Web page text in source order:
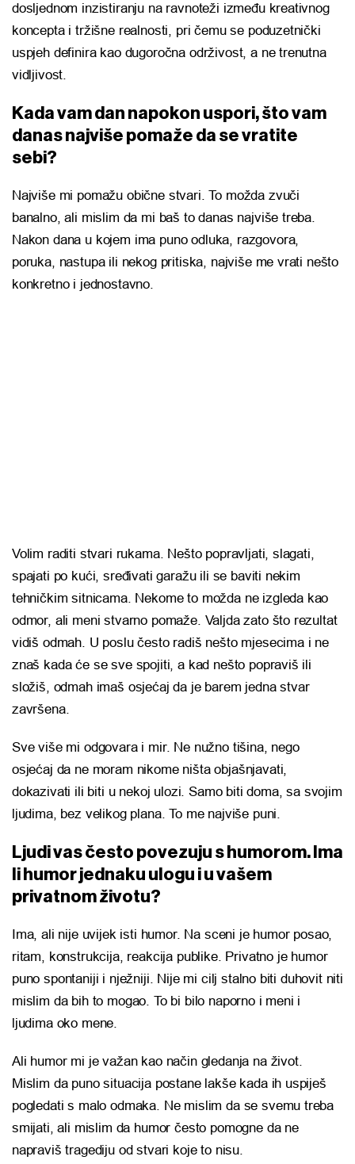
dosljednom inzistiranju na ravnoteži između kreativnog
koncepta i tržišne realnosti, pri čemu se poduzetnički
uspjeh definira kao dugoročna održivost, a ne trenutna
vidljivost.
Kada vam dan napokon uspori, što vam
danas najviše pomaže da se vratite
sebi?
Najviše mi pomažu obične stvari. To možda zvuči
banalno, ali mislim da mi baš to danas najviše treba.
Nakon dana u kojem ima puno odluka, razgovora,
poruka, nastupa ili nekog pritiska, najviše me vrati nešto
konkretno i jednostavno.
Volim raditi stvari rukama. Nešto popravljati, slagati,
spajati po kući, sređivati garažu ili se baviti nekim
tehničkim sitnicama. Nekome to možda ne izgleda kao
odmor, ali meni stvarno pomaže. Valjda zato što rezultat
vidiš odmah. U poslu često radiš nešto mjesecima i ne
znaš kada će se sve spojiti, a kad nešto popraviš ili
složiš, odmah imaš osjećaj da je barem jedna stvar
završena.
Sve više mi odgovara i mir. Ne nužno tišina, nego
osjećaj da ne moram nikome ništa objašnjavati,
dokazivati ili biti u nekoj ulozi. Samo biti doma, sa svojim
ljudima, bez velikog plana. To me najviše puni.
Ljudi vas često povezuju s humorom. Ima
li humor jednaku ulogu i u vašem
privatnom životu?
Ima, ali nije uvijek isti humor. Na sceni je humor posao,
ritam, konstrukcija, reakcija publike. Privatno je humor
puno spontaniji i nježniji. Nije mi cilj stalno biti duhovit niti
mislim da bih to mogao. To bi bilo naporno i meni i
ljudima oko mene.
Ali humor mi je važan kao način gledanja na život.
Mislim da puno situacija postane lakše kada ih uspiješ
pogledati s malo odmaka. Ne mislim da se svemu treba
smijati, ali mislim da humor često pomogne da ne
napraviš tragediju od stvari koje to nisu.